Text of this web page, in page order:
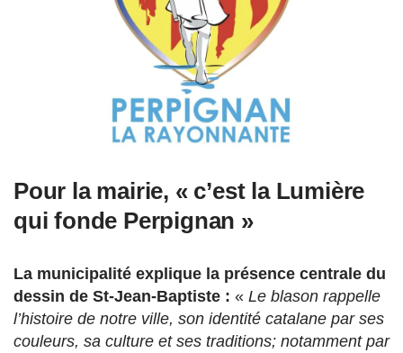
Pour la mairie, « c’est la Lumière
qui fonde Perpignan »
La municipalité explique la présence centrale du
dessin de St-Jean-Baptiste : « Le blason rappelle
l’histoire de notre ville, son identité catalane par ses
couleurs, sa culture et ses traditions; notamment par